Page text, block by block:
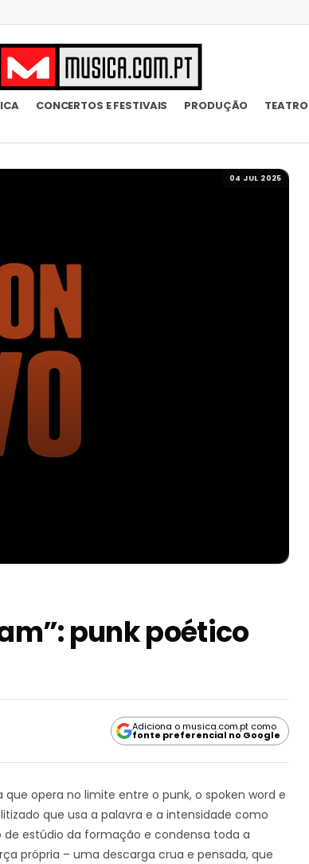
CONCERTOS E FESTIVAIS PRODUÇÃO TEATRO
04 JUL 2025
punk poético
Adiciona o musica.com.pt como
fonte preferencial no Google
que opera no limite entre o punk, o spoken word e
que usa a palavra e a intensidade como
de estúdio da formação e condensa toda a
própria – uma descarga crua e pensada, que